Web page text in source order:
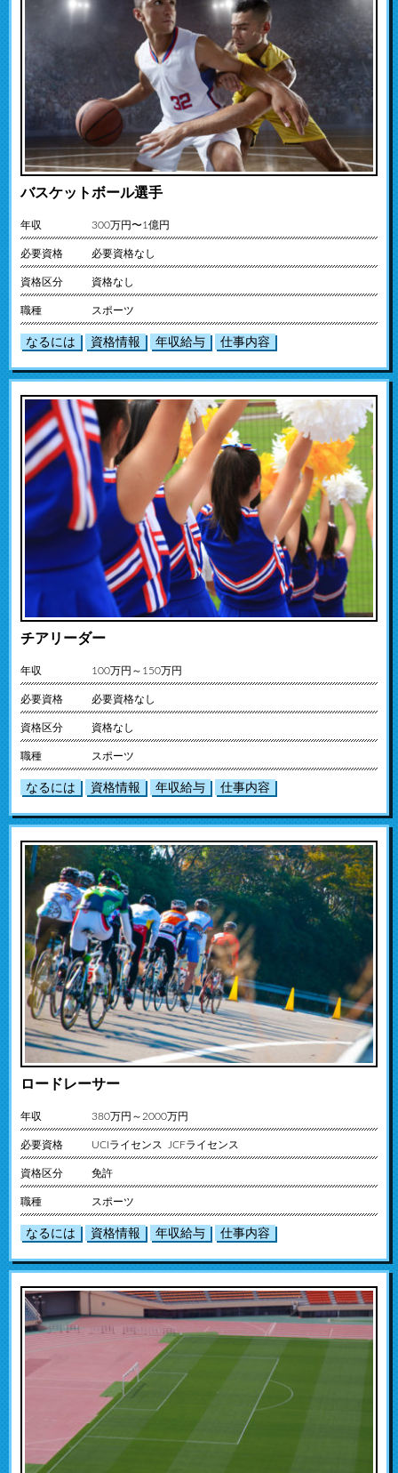
バスケットボール選手
年収 300万円〜1億円
必要資格 必要資格なし
資格区分 資格なし
職種 スポーツ
なるには 資格情報 年収給与 仕事内容
チアリーダー
年収 100万円～150万円
必要資格 必要資格なし
資格区分 資格なし
職種 スポーツ
なるには 資格情報 年収給与 仕事内容
ロードレーサー
年収 380万円～2000万円
必要資格 UCIライセンス JCFライセンス
資格区分 免許
職種 スポーツ
なるには 資格情報 年収給与 仕事内容